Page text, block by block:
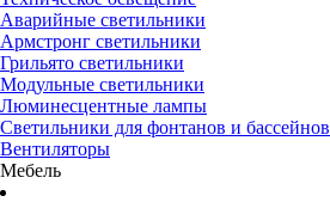
Аварийные светильники
Армстронг светильники
Грильято светильники
Модульные светильники
Люминесцентные лампы
Светильники для фонтанов и бассейнов
Вентиляторы
Мебель